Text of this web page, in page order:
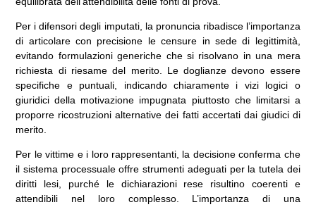
Per i difensori degli imputati, la pronuncia ribadisce l’importanza
di articolare con precisione le censure in sede di legittimità,
evitando formulazioni generiche che si risolvano in una mera
richiesta di riesame del merito. Le doglianze devono essere
specifiche e puntuali, indicando chiaramente i vizi logici o
giuridici della motivazione impugnata piuttosto che limitarsi a
proporre ricostruzioni alternative dei fatti accertati dai giudici di
merito.
Per le vittime e i loro rappresentanti, la decisione conferma che
il sistema processuale offre strumenti adeguati per la tutela dei
diritti lesi, purché le dichiarazioni rese risultino coerenti e
attendibili nel loro complesso. L’importanza di una